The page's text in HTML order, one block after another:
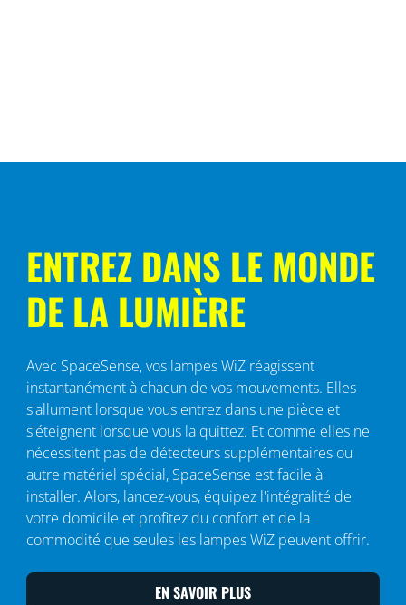
ENTREZ DANS LE MONDE
DE LA LUMIÈRE
Avec SpaceSense, vos lampes WiZ réagissent
instantanément à chacun de vos mouvements. Elles
s'allument lorsque vous entrez dans une pièce et
s'éteignent lorsque vous la quittez. Et comme elles ne
nécessitent pas de détecteurs supplémentaires ou
autre matériel spécial, SpaceSense est facile à
installer. Alors, lancez-vous, équipez l'intégralité de
votre domicile et profitez du confort et de la
commodité que seules les lampes WiZ peuvent offrir.
EN SAVOIR PLUS